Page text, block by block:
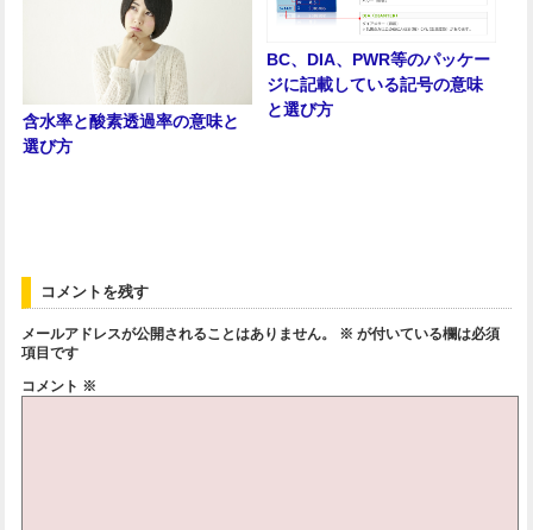
含水率と酸素透過率の意味と
選び方
BC、DIA、PWR等のパッケー
ジに記載している記号の意味
と選び方
コメントを残す
メールアドレスが公開されることはありません。 ※ が付いている欄は必須
項目です
コメント ※